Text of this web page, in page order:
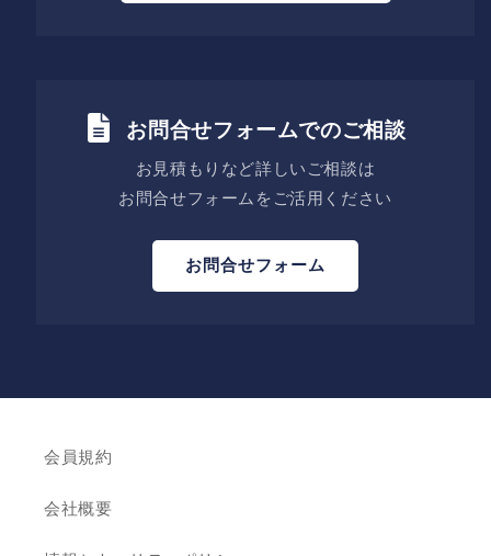
お問合せフォームでのご相談
お見積もりなど詳しいご相談は
お問合せフォームをご活用ください
お問合せフォーム
会員規約
会社概要